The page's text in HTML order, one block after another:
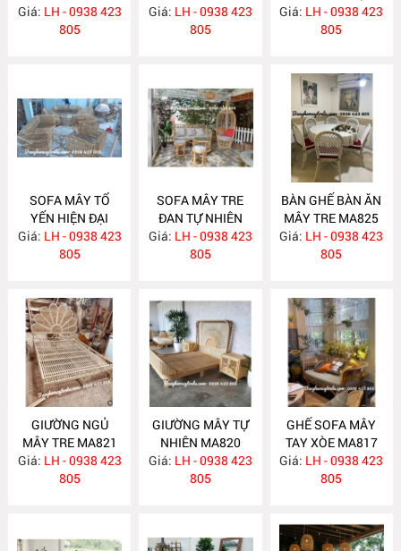
KHÁCH MA834
Giá: LH - 0938 423
805
HIỆN ĐẠI MA833
Giá: LH - 0938 423
805
NHIÊN MA832
Giá: LH - 0938 423
805
SOFA MÂY TỔ
YẾN HIỆN ĐẠI
MA831
Giá: LH - 0938 423
805
SOFA MÂY TRE
ĐAN TỰ NHIÊN
MA830
Giá: LH - 0938 423
805
BÀN GHẾ BÀN ĂN
MÂY TRE MA825
Giá: LH - 0938 423
805
GIƯỜNG NGỦ
MÂY TRE MA821
Giá: LH - 0938 423
805
GIƯỜNG MÂY TỰ
NHIÊN MA820
Giá: LH - 0938 423
805
GHẾ SOFA MÂY
TAY XÒE MA817
Giá: LH - 0938 423
805